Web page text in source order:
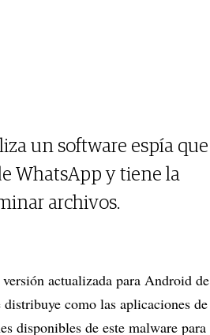
un software espía que
WhatsApp y tiene la
archivos.
actualizada para Android de
como las aplicaciones de
disponibles de este malware para